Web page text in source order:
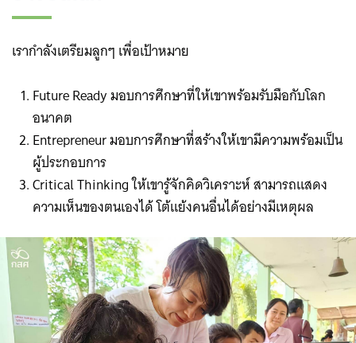
เรากำลังเตรียมลูกๆ เพื่อเป้าหมาย
Future Ready มอบการศึกษาที่ให้เขาพร้อมรับมือกับโลก
อนาคต
Entrepreneur มอบการศึกษาที่สร้างให้เขามีความพร้อมเป็น
ผู้ประกอบการ
Critical Thinking ให้เขารู้จักคิดวิเคราะห์ สามารถแสดง
ความเห็นของตนเองได้ โต้แย้งคนอื่นได้อย่างมีเหตุผล